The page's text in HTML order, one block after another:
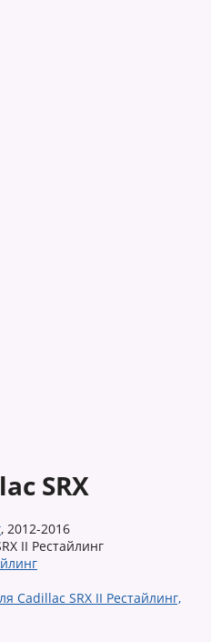
SRX
, 2012-2016
Cadillac SRX II Рестайлинг,